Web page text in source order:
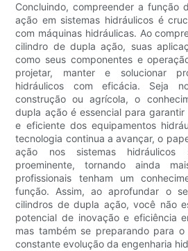
Concluindo, compreender a função
ação em sistemas hidráulicos é
com máquinas hidráulicas. Ao
cilindro de dupla ação, suas
como seus componentes e
projetar, manter e solucionar
hidráulicos com eficácia. Seja
construção ou agrícola, o
dupla ação é essencial para
e eficiente dos equipamentos
tecnologia continua a avançar, o
ação nos sistemas
proeminente, tornando ainda
profissionais tenham um
função. Assim, ao aprofundar o
cilindros de dupla ação, você não
potencial de inovação e eficiência
mas também se preparando para
constante evolução da engenharia